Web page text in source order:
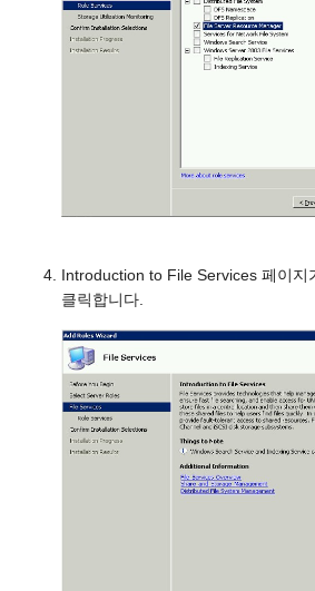
Introduction to File Services 페이
클릭합니다.